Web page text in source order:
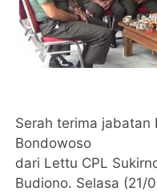
Serah terima jabatan
Bondowoso
dari Lettu CPL
Budiono. Selasa (21/